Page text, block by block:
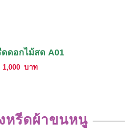
ดอกไม้สด A01
1,000 บาท
หรีดผ้าขนหนู